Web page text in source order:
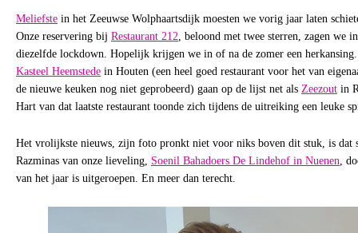
Meliefste in het Zeeuwse Wolphaartsdijk moesten we vorig jaar laten
Onze reservering bij Restaurant 212 , beloond met twee sterren, zagen we
diezelfde lockdown. Hopelijk krijgen we in of na de zomer een
Kasteel Heemstede in Houten (een heel goed restaurant voor het van
de nieuwe keuken nog niet geprobeerd) gaan op de lijst net als Zeezout in
Hart van dat laatste restaurant toonde zich tijdens de uitreiking een leuke
Het vrolijkste nieuws, zijn foto pronkt niet voor niks boven dit stuk, is dat
Razminas van onze lieveling, Soenil Bahadoers De Lindehof in Nuenen ,
van het jaar is uitgeroepen. En meer dan terecht.